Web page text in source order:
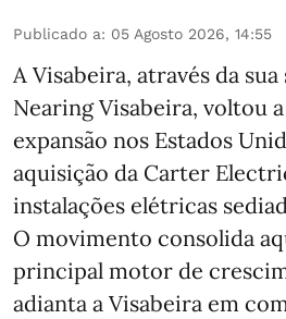
Publicado a: 05 Agosto 2026, 14:55
A Visabeira, através da
Nearing Visabeira, voltou
expansão nos Estados
aquisição da Carter
instalações elétricas
O movimento consolida
principal motor de
adianta a Visabeira em